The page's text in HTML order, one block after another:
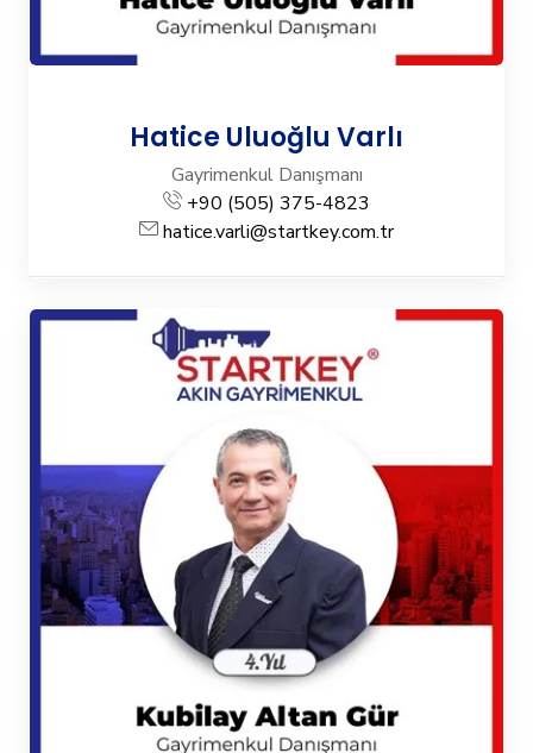
Hatice Uluoğlu Varlı
Gayrimenkul Danışmanı
+90 (505) 375-4823
hatice.varli@startkey.com.tr